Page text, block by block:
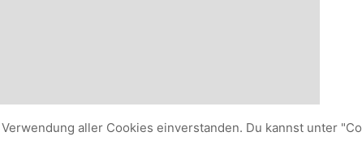
aller Cookies einverstanden. Du kannst unter